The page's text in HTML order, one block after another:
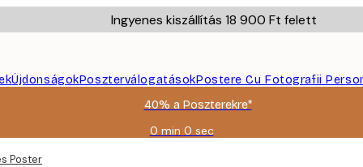
Ingyenes kiszállítás 18 900 Ft felett
ÚjdonságokPoszterválogatásokPostere Cu Fotografii
40% a Poszterekre*
0 min 0 sec
Érvényes:
Poster